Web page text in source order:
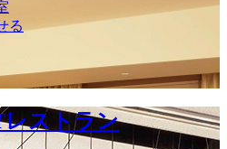
る
レストラン